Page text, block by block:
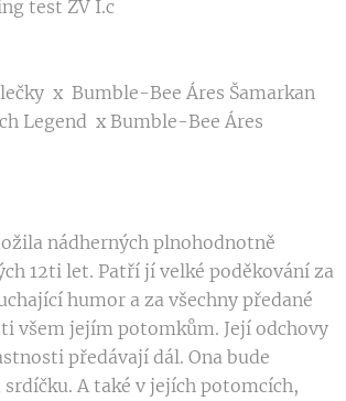
test ZV I.c
x Bumble-Bee Áres Šamarkan
Legend x Bumble-Bee Áres
nádherných plnohodnotně
12ti let. Patří jí velké poděkování za
humor a za všechny předané
všem jejím potomkům. Její odchovy
předávají dál. Ona bude
srdíčku. A také v jejích potomcích,